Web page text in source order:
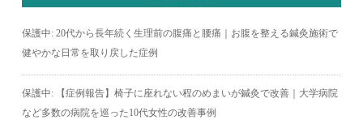
保護中: 20代から長年続く生理前の腹痛と腰痛｜お腹を整える鍼灸施術で
健やかな日常を取り戻した症例
保護中: 【症例報告】椅子に座れない程のめまいが鍼灸で改善｜大学病院
など多数の病院を巡った10代女性の改善事例